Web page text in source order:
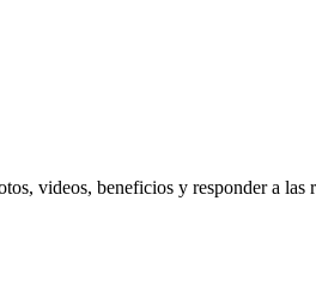
videos, beneficios y responder a las